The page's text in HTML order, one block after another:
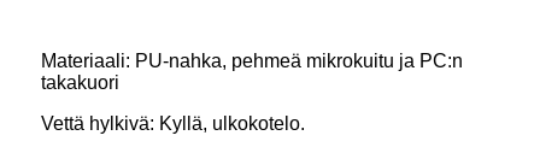
Materiaali: PU-nahka, pehmeä mikrokuitu ja PC:n
takakuori
Vettä hylkivä: Kyllä, ulkokotelo.